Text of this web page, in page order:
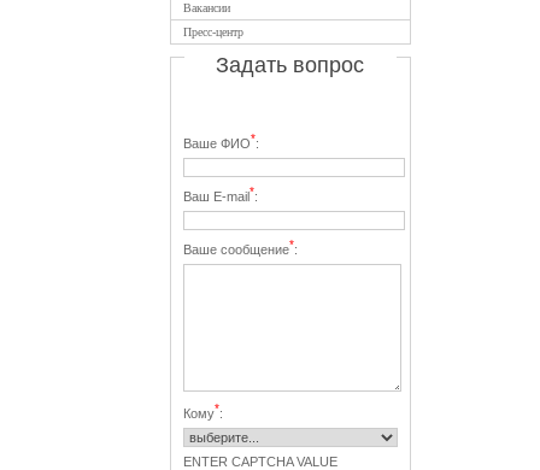
Вакансии
Пресс-центр
Задать вопрос
Ваше ФИО*:
Ваш E-mail*:
Ваше сообщение*:
Кому*:
ENTER CAPTCHA VALUE